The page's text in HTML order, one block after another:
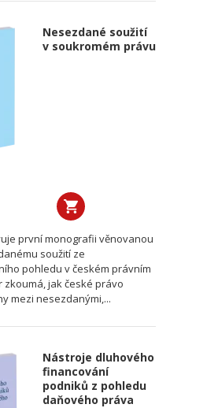
Nesezdané soužití
v soukromém právu
první monografii věnovanou
soužití ze
pohledu v českém právním
zkoumá, jak české právo
mezi nesezdanými,...
Nástroje dluhového
financování
podniků z pohledu
daňového práva